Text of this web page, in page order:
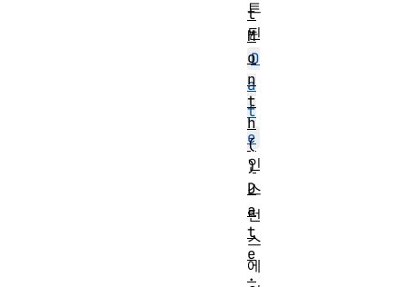
트
된
D
a
t
e
인
스
턴
스
에
t
M
o
n
t
h
(
)
D
a
t
e
.